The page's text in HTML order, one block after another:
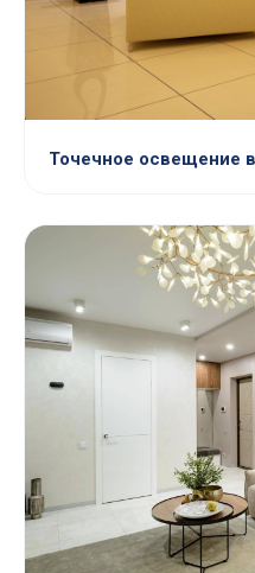
Точечное освещение